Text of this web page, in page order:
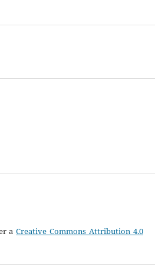
aCreative Commons Attribution 4.0